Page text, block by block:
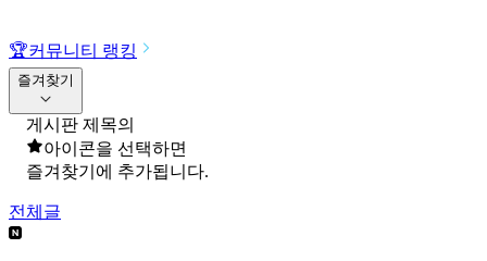
🏆커뮤니티 랭킹
즐겨찾기
게시판 제목의
아이콘을 선택하면
즐겨찾기에 추가됩니다.
전체글